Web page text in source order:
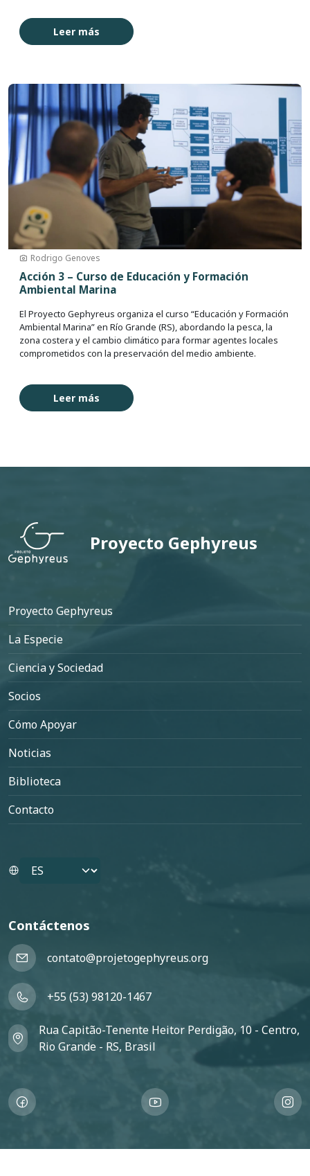
Leer más
Imagen
Rodrigo Genoves
Acción 3 – Curso de Educación y Formación
Ambiental Marina
El Proyecto Gephyreus organiza el curso “Educación y Formación
Ambiental Marina” en Río Grande (RS), abordando la pesca, la
zona costera y el cambio climático para formar agentes locales
comprometidos con la preservación del medio ambiente.
Leer más
Proyecto Gephyreus
Pie de página
Proyecto Gephyreus
La Especie
Ciencia y Sociedad
Socios
Cómo Apoyar
Noticias
Biblioteca
Contacto
Select your language
Contáctenos
contato@projetogephyreus.org
+55 (53) 98120-1467
Rua Capitão-Tenente Heitor Perdigão, 10 - Centro,
Rio Grande - RS, Brasil